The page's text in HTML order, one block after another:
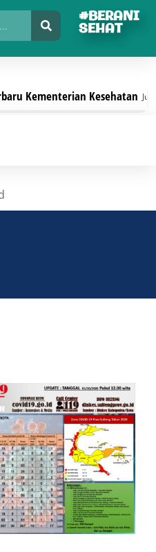
#BERANI
SEHAT
Kementerian Kesehatan Juli